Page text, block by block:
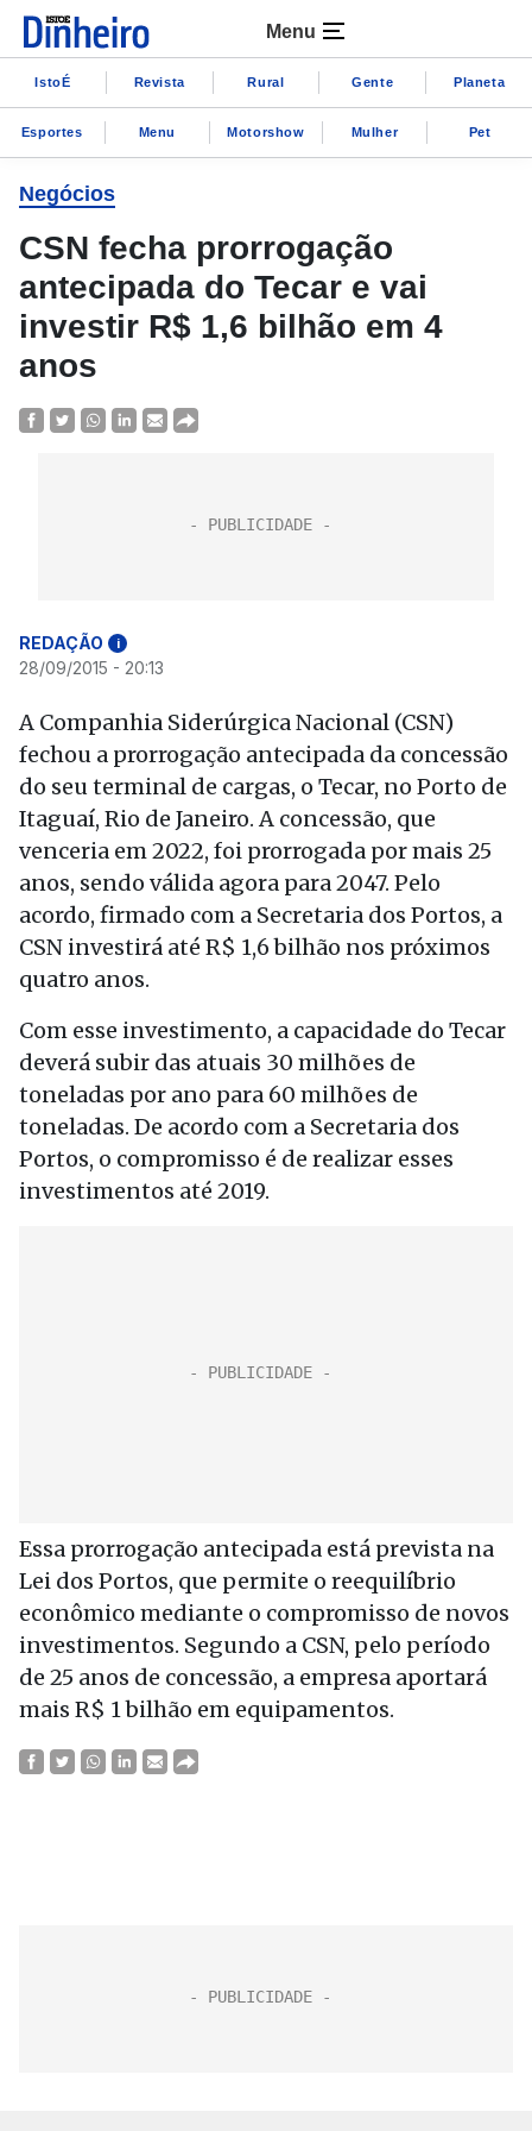
Menu
IstoÉ Revista Rural Gente Planeta
Esportes Menu Motorshow Mulher Pet
Negócios
CSN fecha prorrogação
antecipada do Tecar e vai
investir R$ 1,6 bilhão em 4
anos
REDAÇÃO i
28/09/2015 - 20:13
A Companhia Siderúrgica Nacional (CSN)
fechou a prorrogação antecipada da concessão
do seu terminal de cargas, o Tecar, no Porto de
Itaguaí, Rio de Janeiro. A concessão, que
venceria em 2022, foi prorrogada por mais 25
anos, sendo válida agora para 2047. Pelo
acordo, firmado com a Secretaria dos Portos, a
CSN investirá até R$ 1,6 bilhão nos próximos
quatro anos.
Com esse investimento, a capacidade do Tecar
deverá subir das atuais 30 milhões de
toneladas por ano para 60 milhões de
toneladas. De acordo com a Secretaria dos
Portos, o compromisso é de realizar esses
investimentos até 2019.
Essa prorrogação antecipada está prevista na
Lei dos Portos, que permite o reequilíbrio
econômico mediante o compromisso de novos
investimentos. Segundo a CSN, pelo período
de 25 anos de concessão, a empresa aportará
mais R$ 1 bilhão em equipamentos.